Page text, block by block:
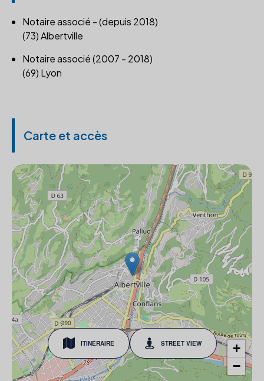
Notaire associé - (depuis 2018)
(73) Albertville
Notaire associé (2007 - 2018)
(69) Lyon
Carte et accès
ITINÉRAIRE STREET VIEW
+
−